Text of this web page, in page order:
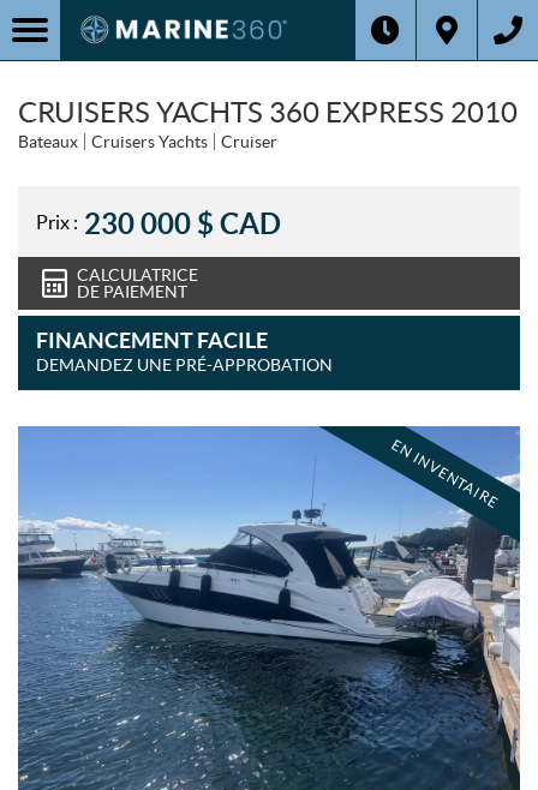
CRUISERS YACHTS 360 EXPRESS 2010
Bateaux Cruisers Yachts Cruiser
Prix : 230 000 $ CAD
CALCULATRICE
DE PAIEMENT
FINANCEMENT FACILE
DEMANDEZ UNE PRÉ-APPROBATION
EN INVENTAIRE